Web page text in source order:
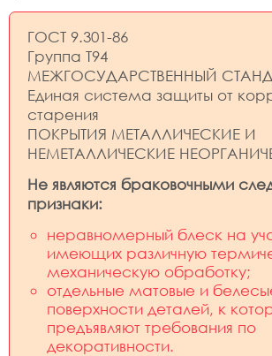
ГОСТ 9.301-86
Группа Т94
МЕЖГОСУДАРСТВЕННЫЙ
Единая система защиты от
старения
ПОКРЫТИЯ МЕТАЛЛИЧЕСКИЕ И
НЕМЕТАЛЛИЧЕСКИЕ
Не являются браковочными
признаки:
неравномерный блеск на
имеющих различную
механическую обработку;
отдельные матовые и
поверхности деталей, к
предъявляют требования по
декоративности.